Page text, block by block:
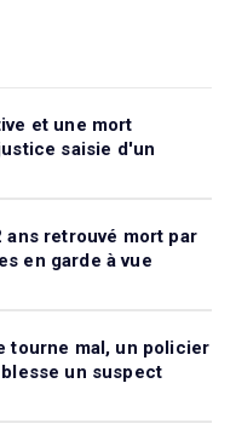
et une mort
saisie d'un
ans retrouvé mort par
en garde à vue
tourne mal, un policier
un suspect